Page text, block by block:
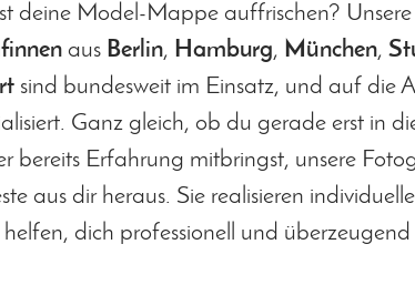
deine Model-Mappe auffrischen? Unsere
aus Berlin, Hamburg, München,
sind bundesweit im Einsatz, und auf die
Ganz gleich, ob du gerade erst in
bereits Erfahrung mitbringst, unsere
aus dir heraus. Sie realisieren
dich professionell und überzeugend